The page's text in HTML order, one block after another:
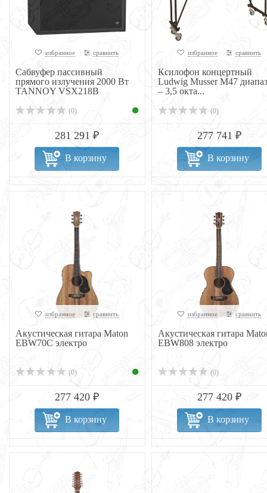
избранное сравнить
Сабвуфер пассивный
прямого излучения 2000 Вт
TANNOY VSX218B
(0)
281 291 ₽
В корзину
избранное сравнить
Ксилофон концертный
Ludwig Musser M47
– 3,5 окта...
(0)
277 741 ₽
В корзину
избранное сравнить
Акустическая гитара Maton
EBW70C электро
(0)
277 420 ₽
В корзину
избранное сравнить
Акустическая гитара
EBW808 электро
(0)
277 420 ₽
В корзину